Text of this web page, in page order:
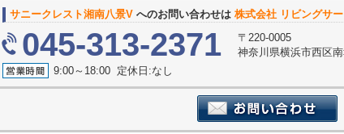
サニークレスト湘南八景V へのお問い合わせは 株式会社 リビングサ
045-313-2371
〒220-0005
神奈川県横浜市西区
9:00～18:00 定休日:なし